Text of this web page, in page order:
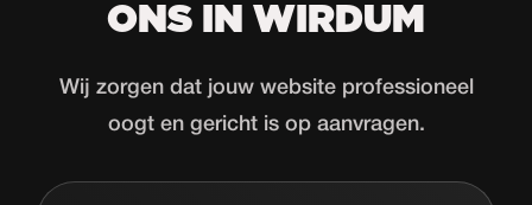
ONS IN WIRDUM
Wij zorgen dat jouw website professioneel
oogt en gericht is op aanvragen.